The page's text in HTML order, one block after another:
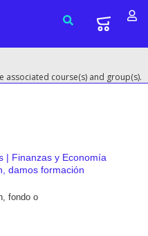
course(s) and group(s).
| Finanzas y Economía
damos formación
fondo o